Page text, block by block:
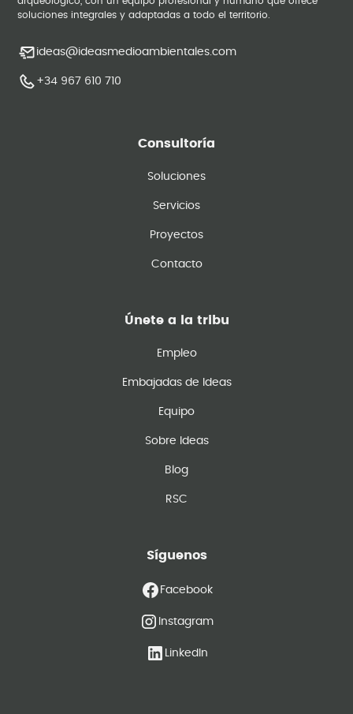
soluciones integrales y adaptadas a todo el territorio.
ideas@ideasmedioambientales.com
+34 967 610 710
Consultoría
Soluciones
Servicios
Proyectos
Contacto
Únete a la tribu
Empleo
Embajadas de Ideas
Equipo
Sobre Ideas
Blog
RSC
Síguenos
Facebook
Instagram
LinkedIn